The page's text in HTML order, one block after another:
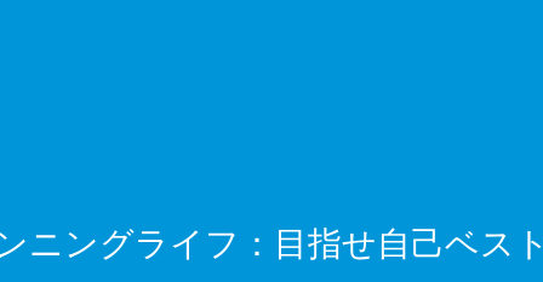
ニングライフ：目指せ自己ベス